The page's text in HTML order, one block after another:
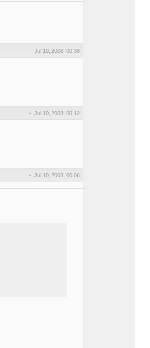
-: Jul 10, 2008, 00:38
-: Jul 10, 2008, 00:12
-: Jul 10, 2008, 00:06